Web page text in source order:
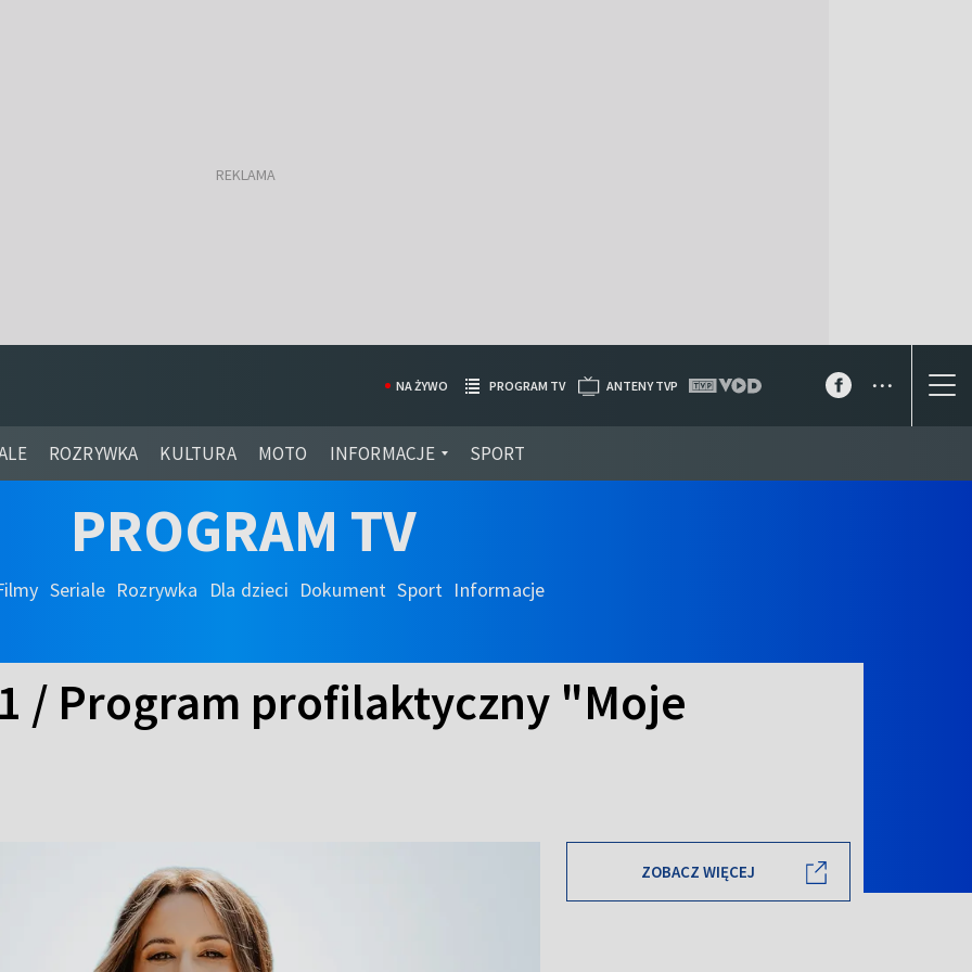
ROZRYWKA KULTURA MOTO INFORMACJE SPORT
NA ŻYWO PROGRAM TV ANTENY TVP ...
PROGRAM TV
Seriale Rozrywka Dla dzieci Dokument Sport Informacje
/ Program profilaktyczny "Moje
ZOBACZ WIĘCEJ